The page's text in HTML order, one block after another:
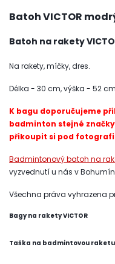
Batoh VICTOR
Batoh na rakety
Na rakety, míčky, dres.
Délka - 30 cm, výška - 52
K bagu doporučujeme
badminton stejné
přikoupit si pod
Badmintonový batoh na
vyzvednutí u nás v
Všechna práva vyhrazena
Bagy na rakety VICTOR
Taška na badmintovou raketu